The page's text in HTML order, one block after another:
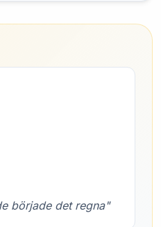
började det regna"